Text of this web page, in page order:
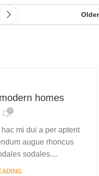
Older
homes
0
mi dui a per aptent
augue rhoncus
sodales....